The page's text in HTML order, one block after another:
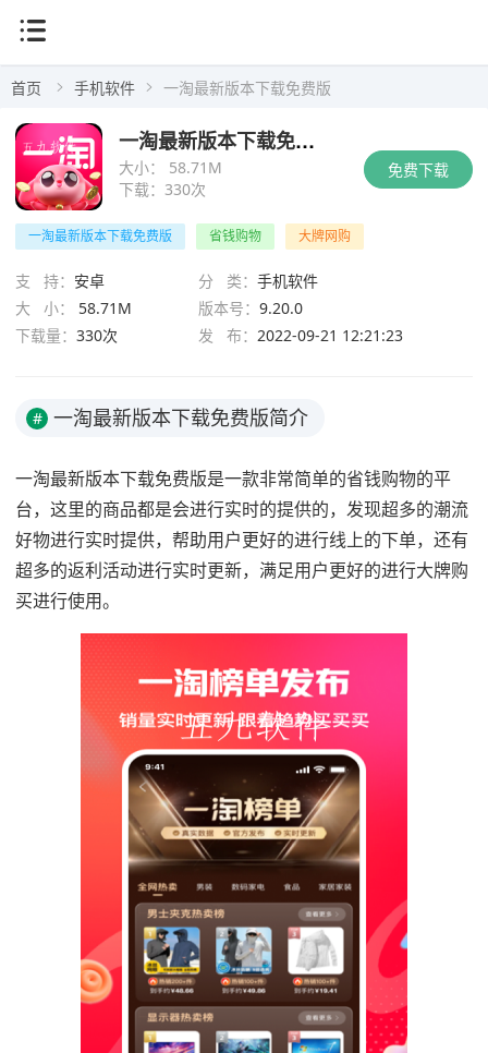
首页 手机软件 一淘最新版本下载免费版
免费下载
大小：
58.71M
下载： 330次
一淘最新版本下载免费版
一淘最新版本下载免费版 省钱购物 大牌网购
支 持： 安卓 分 类： 手机软件
大 小：
58.71M 版本号： 9.20.0
下载量： 330次 发 布： 2022-09-21 12:21:23
# 一淘最新版本下载免费版简介
一淘最新版本下载免费版是一款非常简单的省钱购物的平
台，这里的商品都是会进行实时的提供的，发现超多的潮流
好物进行实时提供，帮助用户更好的进行线上的下单，还有
超多的返利活动进行实时更新，满足用户更好的进行大牌购
买进行使用。